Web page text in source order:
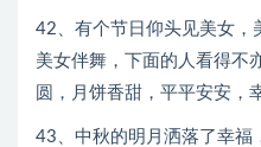
42、有个节日仰头见美女，
美女伴舞，下面的人看得不
圆，月饼香甜，平平安安，
43、中秋的明月洒落了幸福